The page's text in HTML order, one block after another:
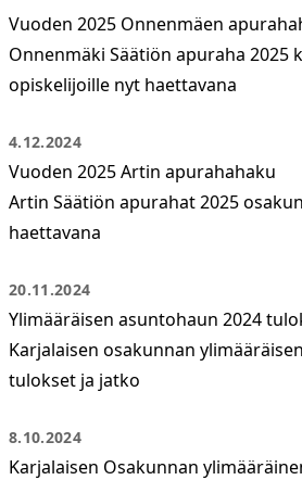
Vuoden 2025 Onnenmäen
Onnenmäki Säätiön apuraha 2025
opiskelijoille nyt haettavana
4.12.2024
Vuoden 2025 Artin apurahahaku
Artin Säätiön apurahat 2025
haettavana
20.11.2024
Ylimääräisen asuntohaun 2024
Karjalaisen osakunnan
tulokset ja jatko
8.10.2024
Karjalaisen Osakunnan